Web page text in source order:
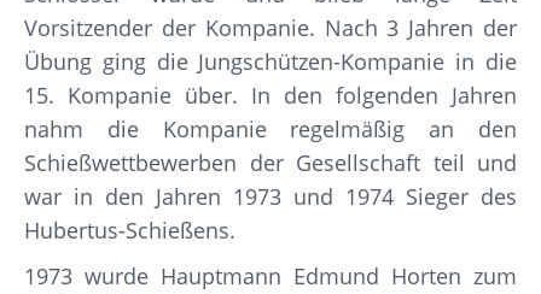
Vorsitzender der Kompanie. Nach 3 Jahren der
Übung ging die Jungschützen-Kompanie in die
15. Kompanie über. In den folgenden Jahren
nahm die Kompanie regelmäßig an den
Schießwettbewerben der Gesellschaft teil und
war in den Jahren 1973 und 1974 Sieger des
Hubertus-Schießens.
1973 wurde Hauptmann Edmund Horten zum